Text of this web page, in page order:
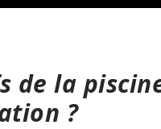
de la
?